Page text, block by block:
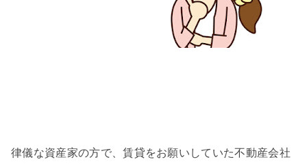
律儀な資産家の方で、賃貸をお願いしていた不動産会社